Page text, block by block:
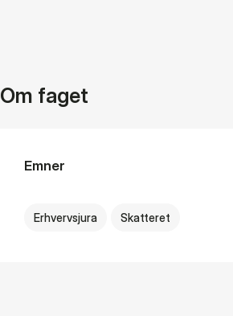
Om faget
Emner
Erhvervsjura Skatteret